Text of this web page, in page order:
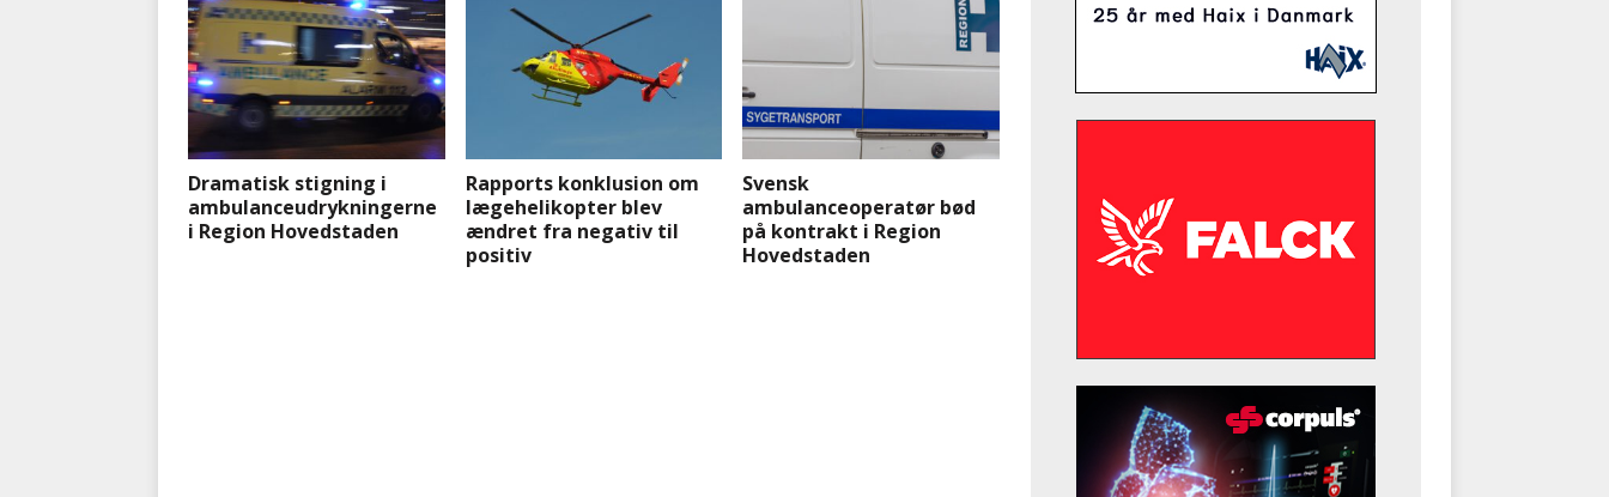
Dramatisk stigning i
ambulanceudrykningerne
i Region Hovedstaden
Rapports konklusion om
lægehelikopter blev
ændret fra negativ til
positiv
Svensk
ambulanceoperatør bød
på kontrakt i Region
Hovedstaden